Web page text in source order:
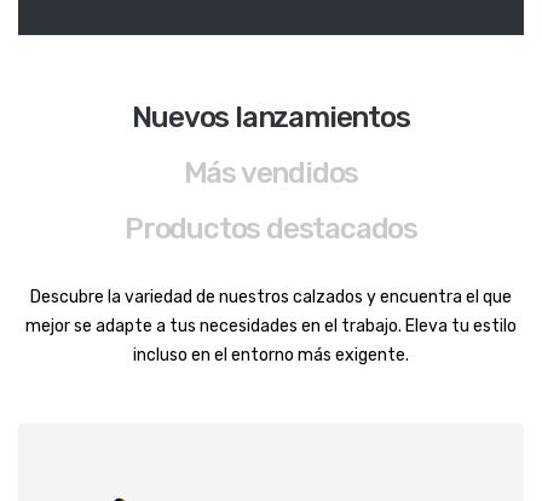
Nuevos lanzamientos
Más vendidos
Productos destacados
Descubre la variedad de nuestros calzados y encuentra el que
mejor se adapte a tus necesidades en el trabajo. Eleva tu estilo
incluso en el entorno más exigente.